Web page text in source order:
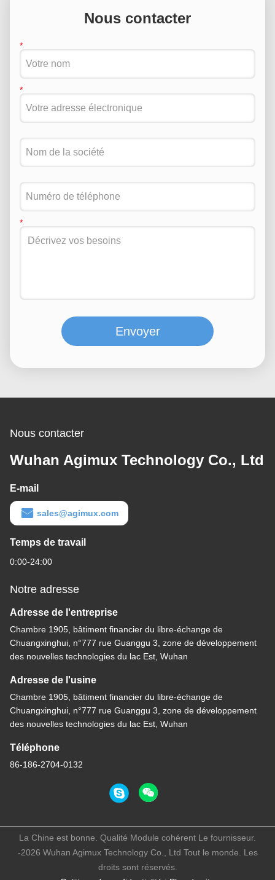
Nous contacter
Envoyer
Nous contacter
Wuhan Agimux Technology Co., Ltd
E-mail
sales@agimux.com
Temps de travail
0:00-24:00
Notre adresse
Adresse de l'entreprise
Chambre 1905, bâtiment financier du libre-échange de
Chuangxinghui, n°777 rue Guanggu 3, zone de développement
des nouvelles technologies du lac Est, Wuhan
Adresse de l'usine
Chambre 1905, bâtiment financier du libre-échange de
Chuangxinghui, n°777 rue Guanggu 3, zone de développement
des nouvelles technologies du lac Est, Wuhan
Téléphone
86-186-2704-0132
La Chine est bonne. Qualité Module cohérent Le fournisseur.
-2026 Wuhan Agimux Technology Co., Ltd Tout le monde. Les
droits sont réservés.